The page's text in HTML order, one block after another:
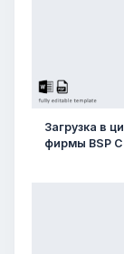
Загрузка в
фирмы BSP